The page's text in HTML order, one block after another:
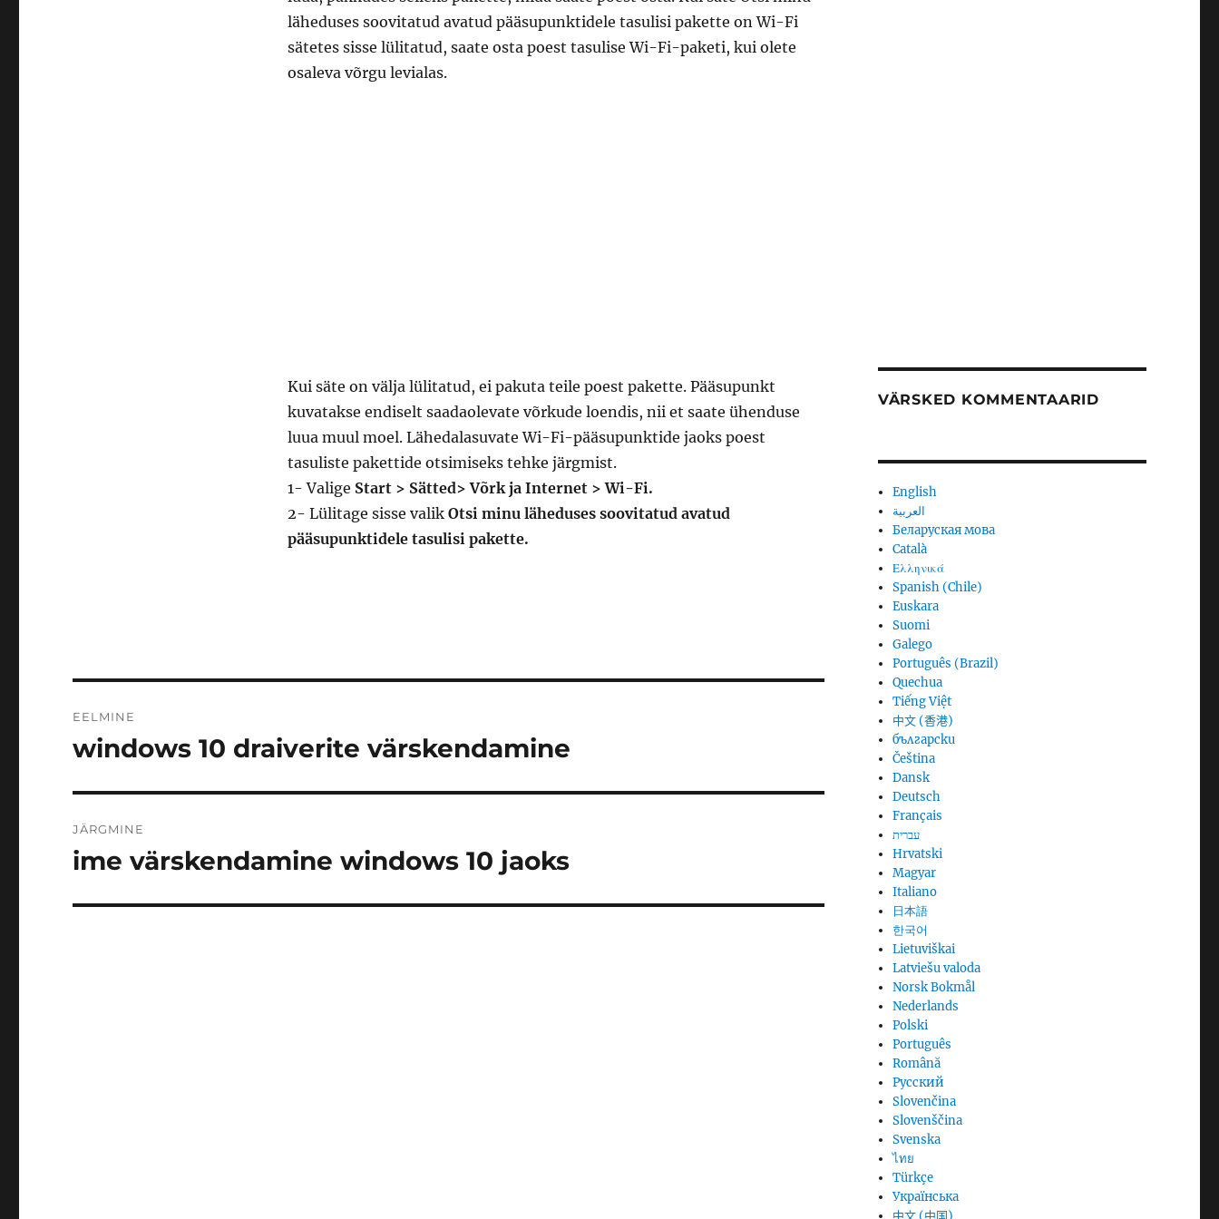
läheduses soovitatud avatud pääsupunktidele tasulisi pakette on Wi-Fi
sätetes sisse lülitatud, saate osta poest tasulise Wi-Fi-paketi, kui olete
osaleva võrgu levialas.
Kui säte on välja lülitatud, ei pakuta teile poest pakette. Pääsupunkt
kuvatakse endiselt saadaolevate võrkude loendis, nii et saate ühenduse
luua muul moel. Lähedalasuvate Wi-Fi-pääsupunktide jaoks poest
tasuliste pakettide otsimiseks tehke järgmist.
1- Valige Start > Sätted> Võrk ja Internet > Wi-Fi.
2- Lülitage sisse valik Otsi minu läheduses soovitatud avatud
pääsupunktidele tasulisi pakette.
EELMINE
Eelmine
windows 10 draiverite värskendamine
JÄRGMINE
Järgmine
ime värskendamine windows 10 jaoks
VÄRSKED KOMMENTAARID
English
العربية
Беларуская мова
Català
Ελληνικά
Spanish (Chile)
Euskara
Suomi
Galego
Português (Brazil)
Quechua
Tiếng Việt
中文 (香港)
български
Čeština
Dansk
Deutsch
Français
עברית
Hrvatski
Magyar
Italiano
日本語
한국어
Lietuviškai
Latviešu valoda
Norsk Bokmål
Nederlands
Polski
Português
Română
Русский
Slovenčina
Slovenščina
Svenska
ไทย
Türkçe
Українська
中文 (中国)